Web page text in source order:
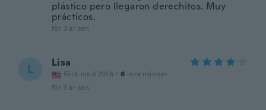
plástico pero llegaron derechitos. Muy
prácticos.
för 3 år sen
L Lisa
Gick med 2016 · 6 recensioner
för 3 år sen